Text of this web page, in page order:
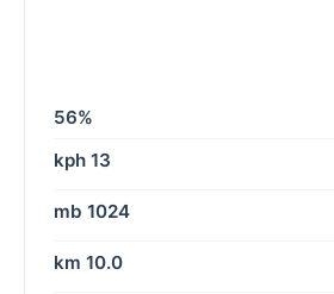
56%
13 kph
1024 mb
10.0 km